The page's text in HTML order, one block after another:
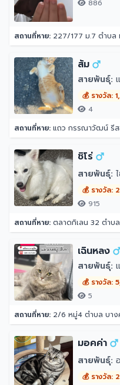
886
สถานที่หาย: 227/177 ม.7 ตำบล ท่
ส้ม
สายพันธุ์:
💰 รางวัล:
4
สถานที่หาย: แถว กรรณาวัฒน์ รีสอร์
ชิโร่
สายพันธุ์:
💰 รางวัล:
915
สถานที่หาย: ตลาดกิเลน 32 ตำบล
เฉินหลง
สายพันธุ์:
💰 รางวัล:
5
สถานที่หาย: 2/6 หมู่4 ตำบล บาง
มอคค่า
สายพันธุ์:
💰 รางวัล: